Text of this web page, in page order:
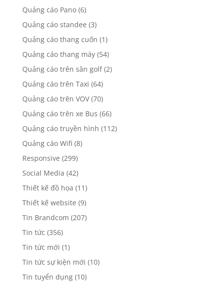
Quảng cáo Pano(6)
Quảng cáo standee (3)
Quảng cáo thang cuốn (1)
Quảng cáo thang máy(54)
Quảng cáo trên sân golf(2)
Quảng cáo trên Taxi (64)
Quảng cáo trên VOV(70)
Quảng cáo trên xe Bus (66)
Quảng cáo truyền hình (112)
Quảng cáo Wifi (8)
Responsive (299)
Social Media (42)
Thiết kế đồ họa (11)
Thiết kế website (9)
Tin Brandcom (207)
Tin tức (356)
Tin tức mới (1)
Tin tức sự kiện mới (10)
Tin tuyển dụng(10)